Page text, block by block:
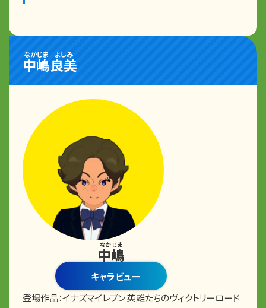
中嶋
なかじま
良美
よしみ
中嶋
なかじま
キャラビュー
登場作品：イナズマイレブン 英雄たちのヴィクトリーロード